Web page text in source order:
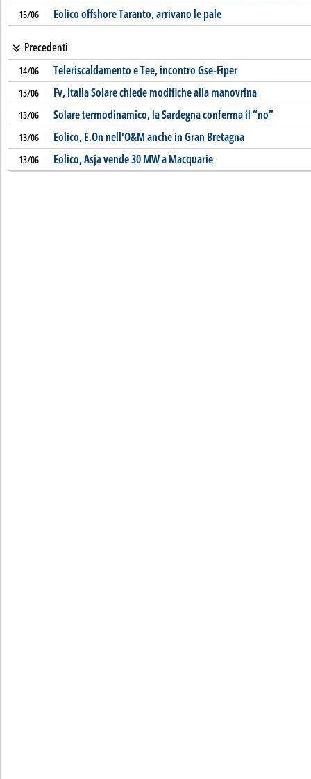
15/06 Eolico offshore Taranto, arrivano le pale
Precedenti
14/06 Teleriscaldamento e Tee, incontro Gse-Fiper
13/06 Fv, Italia Solare chiede modifiche alla manovrina
13/06 Solare termodinamico, la Sardegna conferma il “no”
13/06 Eolico, E.On nell'O&M anche in Gran Bretagna
13/06 Eolico, Asja vende 30 MW a Macquarie